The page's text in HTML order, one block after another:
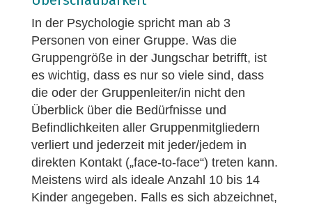
In der Psychologie spricht man ab 3
Personen von einer Gruppe. Was die
Gruppengröße in der Jungschar betrifft, ist
es wichtig, dass es nur so viele sind, dass
die oder der Gruppenleiter/in nicht den
Überblick über die Bedürfnisse und
Befindlichkeiten aller Gruppenmitgliedern
verliert und jederzeit mit jeder/jedem in
direkten Kontakt („face-to-face“) treten kann.
Meistens wird als ideale Anzahl 10 bis 14
Kinder angegeben. Falls es sich abzeichnet,